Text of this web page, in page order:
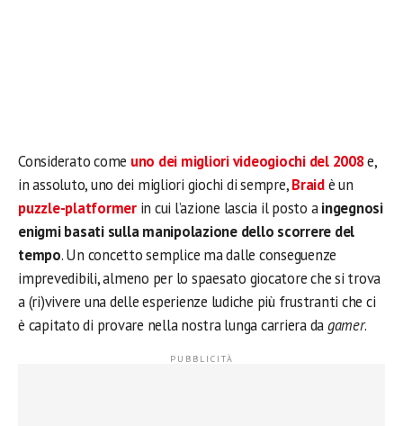
Considerato come uno dei migliori videogiochi del 2008e,
in assoluto, uno dei migliori giochi di sempre,Braidè un
puzzle-platformerin cui l’azione lascia il posto aingegnosi
enigmi basati sulla manipolazione dello scorrere del
tempo. Un concetto semplice ma dalle conseguenze
imprevedibili, almeno per lo spaesato giocatore che si trova
a (ri)vivere una delle esperienze ludiche più frustranti che ci
è capitato di provare nella nostra lunga carriera dagamer.